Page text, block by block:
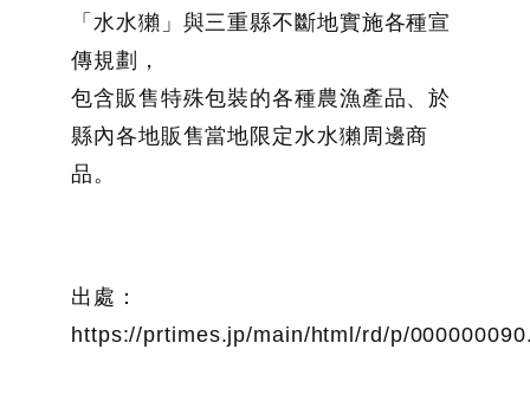
「水水獺」與三重縣不斷地實施各種宣
傳規劃，
包含販售特殊包裝的各種農漁產品、於
縣內各地販售當地限定水水獺周邊商
品。
出處：
https://prtimes.jp/main/html/rd/p/